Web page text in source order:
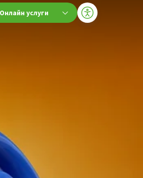
Онлайн услуги